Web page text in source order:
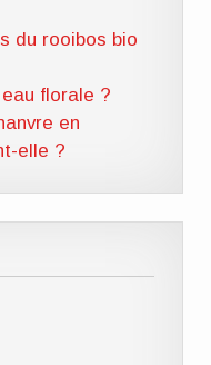
du rooibos bio
florale ?
en
elle ?